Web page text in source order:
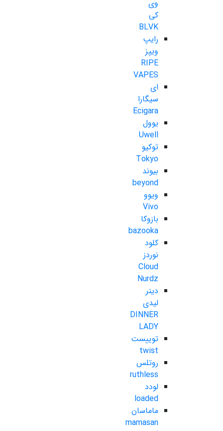
وی
کی
BLVK
رایپ
ویپز
RIPE
VAPES
ای
سیگارا
Ecigara
یوول
Uwell
توکیو
Tokyo
بیوند
beyond
ویوو
Vivo
بازوکا
bazooka
کلود
نوردز
Cloud
Nurdz
دینر
لیدی
DINNER
LADY
توییست
twist
روتلس
ruthless
لودد
loaded
ماماسان
mamasan